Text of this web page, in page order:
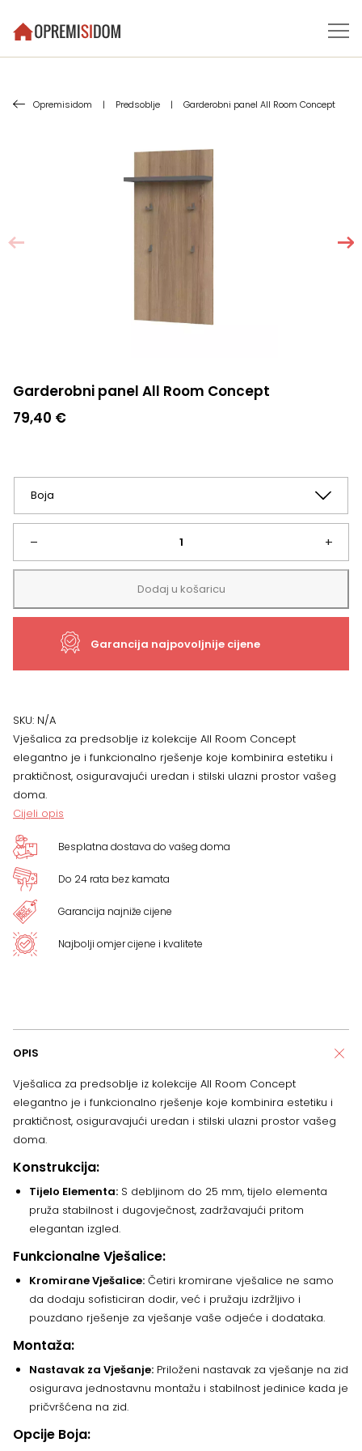
Opremisidom | Predsoblje | Garderobni panel All Room Concept
Garderobni panel All Room Concept
79,40 €
–
Garderobni
panel
All
količina
+
Dodaj u košaricu
Garancija najpovoljnije cijene
SKU: N/A
Vješalica za predsoblje iz kolekcije All Room Concept
elegantno je i funkcionalno rješenje koje kombinira estetiku i
praktičnost, osiguravajući uredan i stilski ulazni prostor vašeg
doma.
Cijeli opis
Besplatna dostava do vašeg doma
Do 24 rata bez kamata
Garancija najniže cijene
Najbolji omjer cijene i kvalitete
OPIS
Vješalica za predsoblje iz kolekcije All Room Concept
elegantno je i funkcionalno rješenje koje kombinira estetiku i
praktičnost, osiguravajući uredan i stilski ulazni prostor vašeg
doma.
Konstrukcija:
Tijelo Elementa: S debljinom do 25 mm, tijelo elementa
pruža stabilnost i dugovječnost, zadržavajući pritom
elegantan izgled.
Funkcionalne Vješalice:
Kromirane Vješalice: Četiri kromirane vješalice ne samo
da dodaju sofisticiran dodir, već i pružaju izdržljivo i
pouzdano rješenje za vješanje vaše odjeće i dodataka.
Montaža:
Nastavak za Vješanje: Priloženi nastavak za vješanje na zid
osigurava jednostavnu montažu i stabilnost jedinice kada je
pričvršćena na zid.
Opcije Boja: